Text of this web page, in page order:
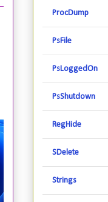
ProcDump
PsFile
PsLoggedOn
PsShutdown
RegHide
SDelete
Strings